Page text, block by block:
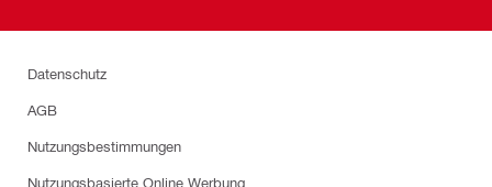
Datenschutz
AGB
Nutzungsbestimmungen
Nutzungsbasierte Online Werbung